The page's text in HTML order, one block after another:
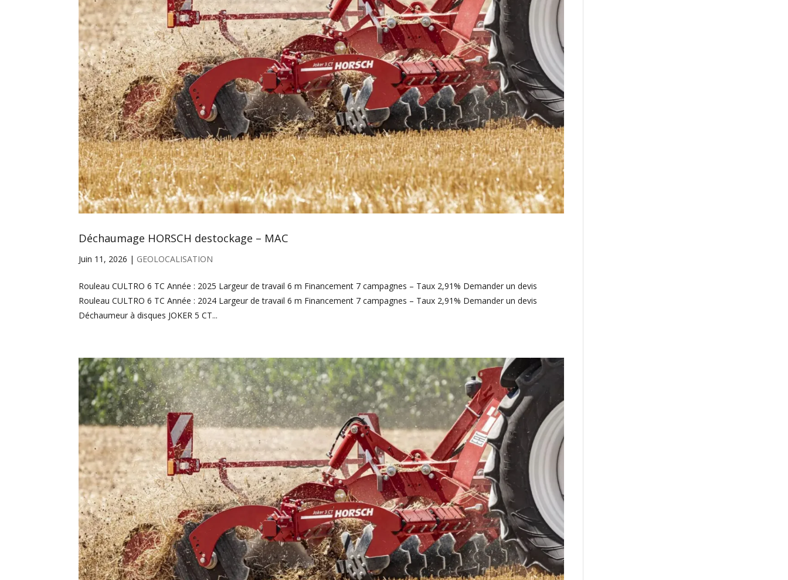
Déchaumage HORSCH destockage – MAC
Juin 11, 2026 | GEOLOCALISATION
Rouleau CULTRO 6 TC Année : 2025 Largeur de travail 6 m Financement 7 campagnes – Taux 2,91% Demander un devis
Rouleau CULTRO 6 TC Année : 2024 Largeur de travail 6 m Financement 7 campagnes – Taux 2,91% Demander un devis
Déchaumeur à disques JOKER 5 CT...